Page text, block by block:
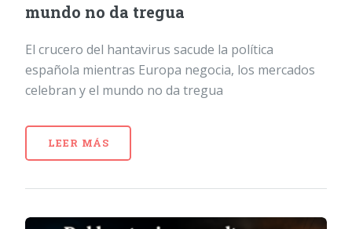
mundo no da tregua
El crucero del hantavirus sacude la política
española mientras Europa negocia, los mercados
celebran y el mundo no da tregua
LEER MÁS